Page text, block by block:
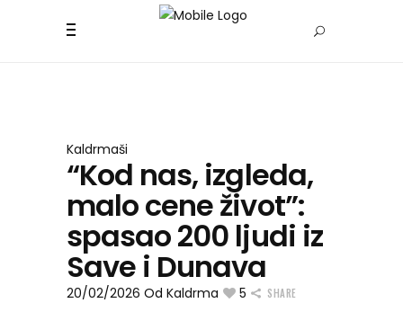
Kaldrmaši
“Kod nas, izgleda,
malo cene život”:
spasao 200 ljudi iz
Save i Dunava
20/02/2026 Od Kaldrma 5 SHARE